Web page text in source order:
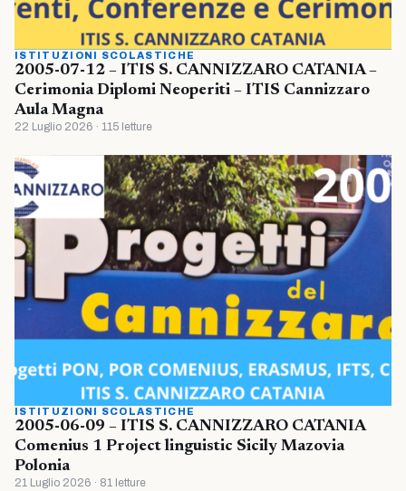
ISTITUZIONI SCOLASTICHE
2005-07-12 – ITIS S. CANNIZZARO CATANIA –
Cerimonia Diplomi Neoperiti – ITIS Cannizzaro
Aula Magna
22 Luglio 2026 · 115 letture
ISTITUZIONI SCOLASTICHE
2005-06-09 – ITIS S. CANNIZZARO CATANIA
Comenius 1 Project linguistic Sicily Mazovia
Polonia
21 Luglio 2026 · 81 letture